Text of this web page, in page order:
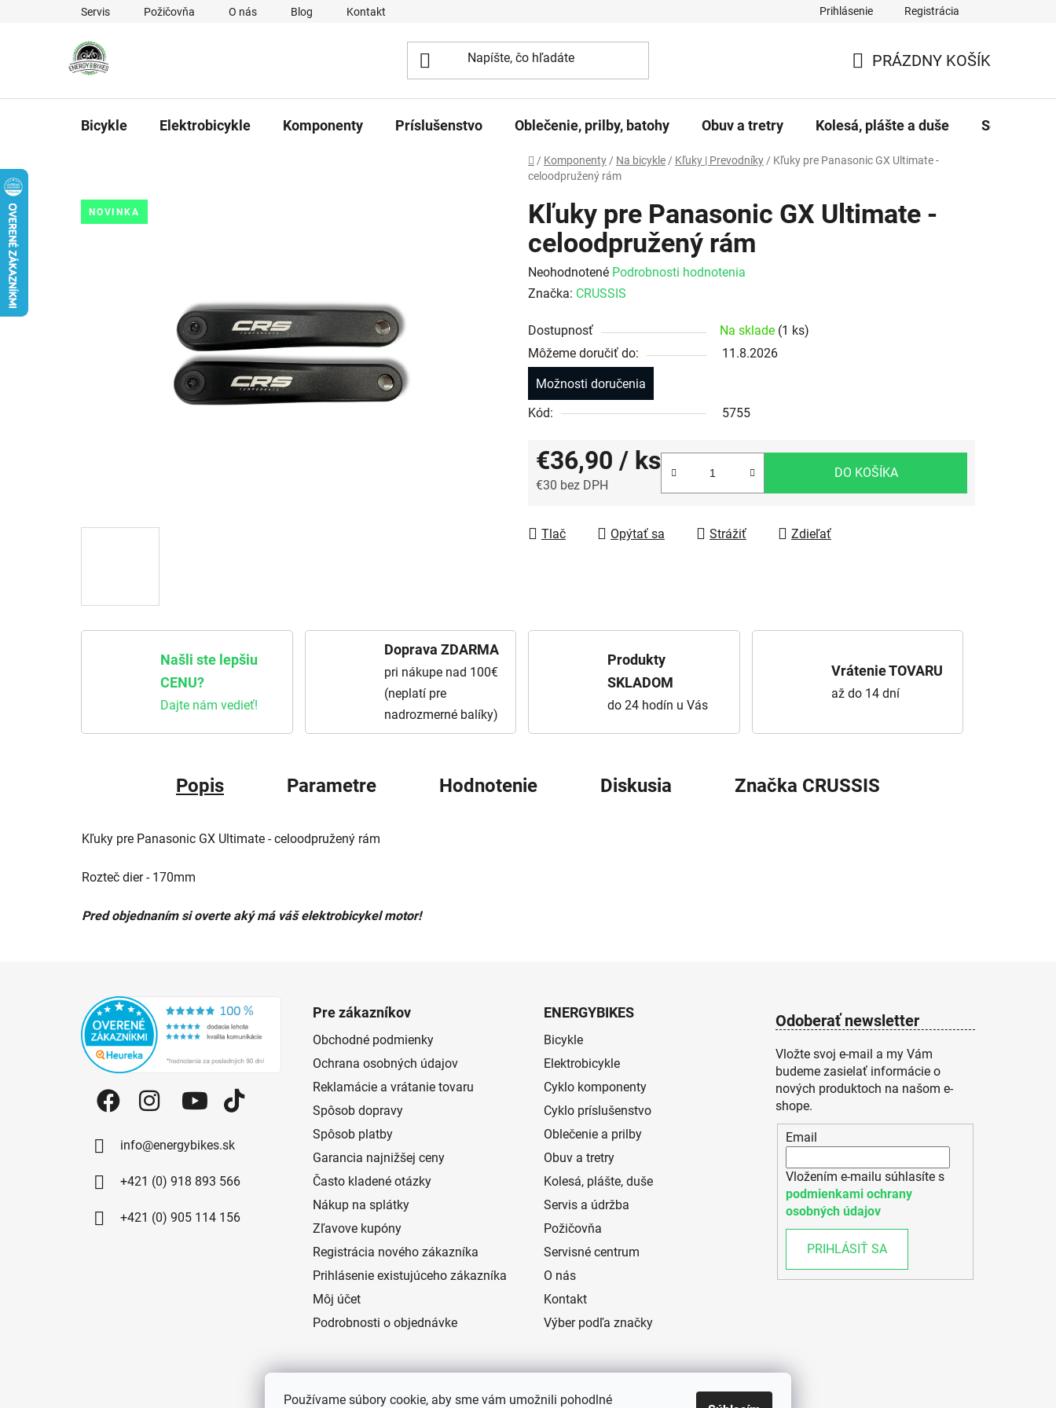
Používame súbory cookie, aby sme vám umožnili pohodlné
Prejsť na obsahServis Požičovňa O nás Blog Kontakt Prihlásenie Registrácia
PRÁZDNY KOŠÍK
Bicykle Elektrobicykle Komponenty Príslušenstvo Oblečenie, prilby, batohy Obuv a tretry Kolesá, plášte a duše Servis a
Domov
/ Komponenty / Na bicykle / Kľuky | Prevodníky / Kľuky pre Panasonic GX Ultimate -
celoodpružený rám
Kľuky pre Panasonic GX Ultimate -
celoodpružený rám
Priemerné hodnotenie produktu je 0,0 z 5 hviezdičiek.
Neohodnotené Podrobnosti hodnotenia
Značka: CRUSSIS
Dostupnosť Na sklade (1 ks)
Môžeme doručiť do:
11.8.2026
Možnosti doručenia
Kód:
5755
€36,90 / ks
€30 bez DPH
DO KOŠÍKA
Tlač Opýtať sa Strážiť Zdieľať
NOVINKA
Našli ste lepšiu
CENU?
Dajte nám vedieť!
Doprava ZDARMA
pri nákupe nad 100€
(neplatí pre
nadrozmerné balíky)
Produkty
SKLADOM
do 24 hodín u Vás
Vrátenie TOVARU
až do 14 dní
Popis Parametre Hodnotenie Diskusia Značka CRUSSIS
Kľuky pre Panasonic GX Ultimate - celoodpružený rám
Rozteč dier - 170mm
Pred objednaním si overte aký má váš elektrobicykel motor!
info@energybikes.sk
+421 (0) 918 893 566
+421 (0) 905 114 156
Pre zákazníkov
Obchodné podmienky
Ochrana osobných údajov
Reklamácie a vrátanie tovaru
Spôsob dopravy
Spôsob platby
Garancia najnižšej ceny
Často kladené otázky
Nákup na splátky
Zľavove kupóny
Registrácia nového zákazníka
Prihlásenie existujúceho zákazníka
Môj účet
Podrobnosti o objednávke
ENERGYBIKES
Bicykle
Elektrobicykle
Cyklo komponenty
Cyklo príslušenstvo
Oblečenie a prilby
Obuv a tretry
Kolesá, plášte, duše
Servis a údržba
Požičovňa
Servisné centrum
O nás
Kontakt
Výber podľa značky
Odoberať newsletter
Vložte svoj e-mail a my Vám
budeme zasielať informácie o
nových produktoch na našom e-
shope.
Email
Vložením e-mailu súhlasíte s
podmienkami ochrany
osobných údajov
PRIHLÁSIŤ SA